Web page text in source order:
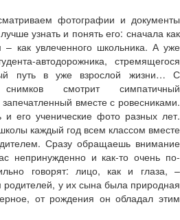
фотографии и документы
узнать и понять его: сначала как
как увлеченного школьника. А уже
автодорожника, стремящегося
путь в уже взрослой жизни… С
смотрит симпатичный
вместе с ровесниками.
и его ученические фото разных лет.
каждый год всем классом вместе
Сразу обращаешь внимание
непринужденно и как-то очень по-
говорят: лицо, как и глаза, –
у их сына была природная
от рождения он обладал этим